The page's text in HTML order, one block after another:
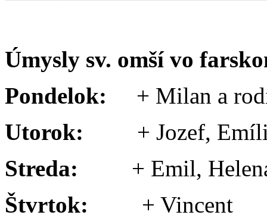
Úmysly sv. omší vo
Pondelok: + Milan a
Utorok: + Jozef,
Streda: + Emil,
Štvrtok: + Vincent